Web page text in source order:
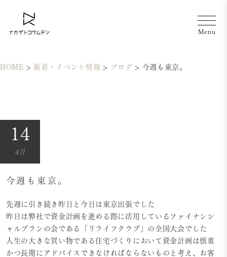
HOME > 新着・イベント情報 > ブログ > 今週も東京。
14
4月
今週も東京。
先週に引き続き昨日と今日は東京出張でした
昨日は弊社で資金計画を進める際に活用しているファイナンシ
ャルプランの会である「リライフクラブ」の全国大会でした
人生の大きな買い物である住宅づくりにおいて資金計画は慎重
かつ長期にアドバイスできなければならないものと考え、お客